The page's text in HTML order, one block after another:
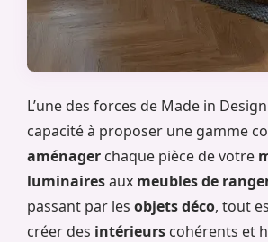
L’une des forces de Made in
capacité à proposer une gamme
aménager chaque pièce de votre
luminairesaux meubles de
passant par les objets déco, tout
créer des intérieurs cohérents et